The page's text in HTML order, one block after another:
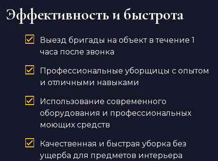
Эффективность и быстрота
Выезд бригады на объект в течение 1
часа после звонка
Профессиональные уборщицы с опытом
и отличными навыками
Использование современного
оборудования и профессиональных
моющих средств
Качественная и быстрая уборка без
ущерба для предметов интерьера